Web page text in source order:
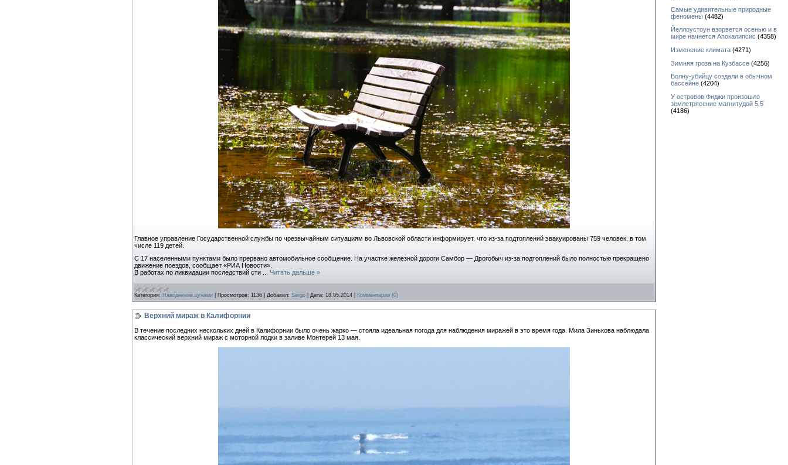
Главное управление Государственной службы по чрезвычайным ситуациям во Львовской области информирует, что из-за подтоплений эвакуированы 759 человек, в том
числе 119 детей.
С 17 населенными пунктами было прервано автомобильное сообщение. На участке железной дороги Самбор — Дрогобыч из-за подтоплений было полностью прекращено
движение поездов, сообщает «РИА Новости».
В работах по ликвидации последствий сти
Читать дальше »
Категория: Наводнение,цунами Просмотров: 1136 Добавил: Sergo Дата: 18.05.2014 Комментарии (0)
Верхний мираж в Калифорнии
В течение последних нескольких дней в Калифорнии было очень жарко — стояла идеальная погода для наблюдения миражей в это время года. Мила Зинькова наблюдала
классический верхний мираж с моторной лодки в заливе Монтерей 13 мая.
Самые удивительные природные
феномены (4482)
Йеллоустоун взорвется осенью и в
мире начнется Апокалипсис (4358)
Изменение климата (4271)
Зимняя гроза на Кузбассе (4256)
Волну-убийцу создали в обычном
бассейне (4204)
У островов Фиджи произошло
землетрясение магнитудой 5,5
(4186)